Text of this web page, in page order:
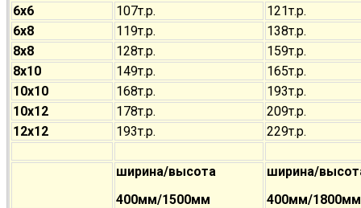
6х6
107т.р.
121т.р.
6х8
119т.р.
138т.р.
8х8
128т.р.
159т.р.
8х10
149т.р.
165т.р.
10х10
168т.р.
193т.р.
10х12
178т.р.
209т.р.
12х12
193т.р. 229т.р.
ширина/высота
400мм/1500мм
ширина/
400мм/1800мм